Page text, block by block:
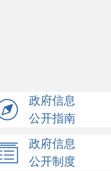
政府信息
公开指南
政府信息
公开制度